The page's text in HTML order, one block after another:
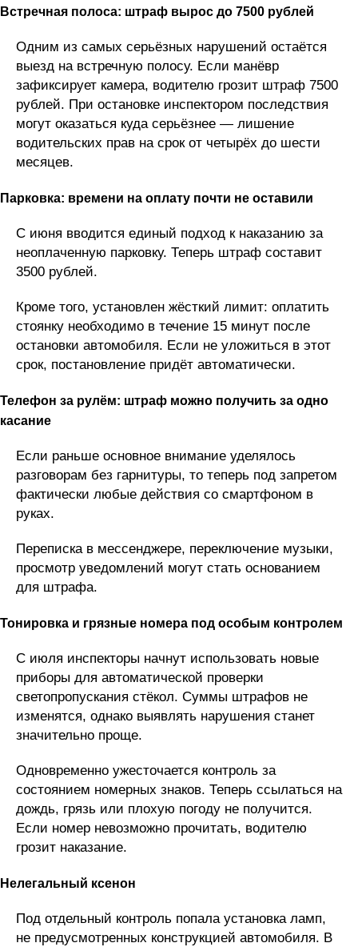
Встречная полоса: штраф вырос до 7500 рублей
Одним из самых серьёзных нарушений остаётся
выезд на встречную полосу. Если манёвр
зафиксирует камера, водителю грозит штраф 7500
рублей. При остановке инспектором последствия
могут оказаться куда серьёзнее — лишение
водительских прав на срок от четырёх до шести
месяцев.
Парковка: времени на оплату почти не оставили
С июня вводится единый подход к наказанию за
неоплаченную парковку. Теперь штраф составит
3500 рублей.
Кроме того, установлен жёсткий лимит: оплатить
стоянку необходимо в течение 15 минут после
остановки автомобиля. Если не уложиться в этот
срок, постановление придёт автоматически.
Телефон за рулём: штраф можно получить за одно
касание
Если раньше основное внимание уделялось
разговорам без гарнитуры, то теперь под запретом
фактически любые действия со смартфоном в
руках.
Переписка в мессенджере, переключение музыки,
просмотр уведомлений могут стать основанием
для штрафа.
Тонировка и грязные номера под особым контролем
С июля инспекторы начнут использовать новые
приборы для автоматической проверки
светопропускания стёкол. Суммы штрафов не
изменятся, однако выявлять нарушения станет
значительно проще.
Одновременно ужесточается контроль за
состоянием номерных знаков. Теперь ссылаться на
дождь, грязь или плохую погоду не получится.
Если номер невозможно прочитать, водителю
грозит наказание.
Нелегальный ксенон
Под отдельный контроль попала установка ламп,
не предусмотренных конструкцией автомобиля. В